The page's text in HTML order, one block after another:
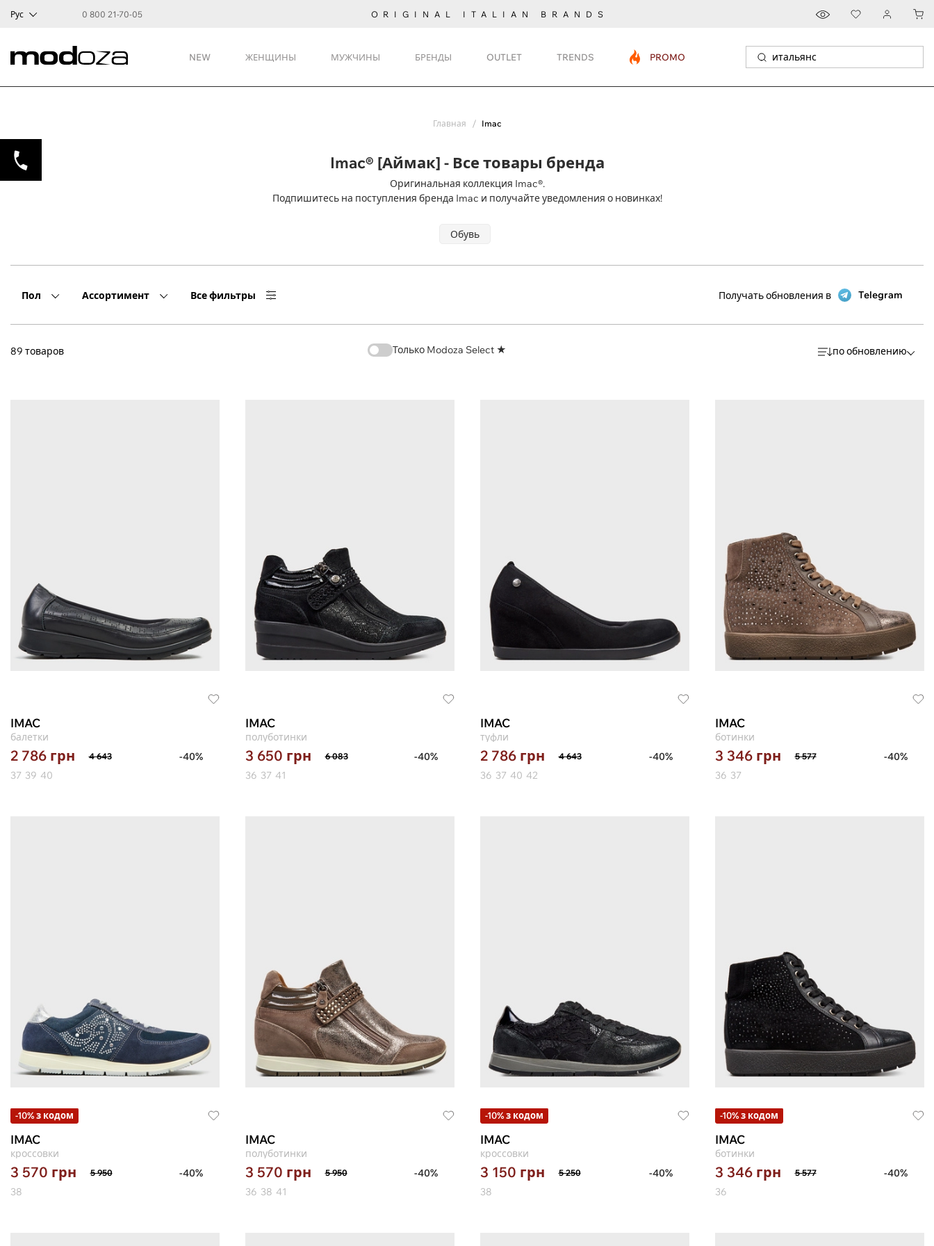
Рус 0 800 21-70-05 ORIGINAL ITALIAN BRANDS
NEW ЖЕНЩИНЫ МУЖЧИНЫ БРЕНДЫ OUTLET TRENDS PROMO
Главная Imac
Imac® [Аймак] - Все товары бренда
Оригинальная коллекция Imac®.
Подпишитесь на поступления бренда Imac и получайте уведомления о новинках!
Обувь
Пол Ассортимент Все фильтры Получать обновления в Telegram
89 товаров Только Modoza Select ★ по обновлению
IMAC
балетки
2 786 грн 4 643
-40%
37 39 40
IMAC
полуботинки
3 650 грн 6 083
-40%
36 37 41
IMAC
туфли
2 786 грн 4 643
-40%
36 37 40 42
IMAC
ботинки
3 346 грн 5 577
-40%
36 37
-10% з кодом
IMAC
кроссовки
3 570 грн 5 950
-40%
38
IMAC
полуботинки
3 570 грн 5 950
-40%
36 38 41
-10% з кодом
IMAC
кроссовки
3 150 грн 5 250
-40%
38
-10% з кодом
IMAC
ботинки
3 346 грн 5 577
-40%
36